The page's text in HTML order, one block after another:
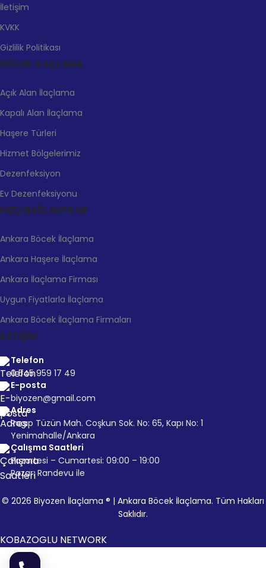
İletişim
KVKK
Gizlilik Politikası
BÖCEK İLAÇLAMA
Açık Alan İlaçlama
Kapalı Alan İlaçlama
Haşere Türleri
Hizmet Bölgelerimiz
Dezenfeksiyon
Ev Dezenfeksiyonu
HIZLI BAĞLANTILAR
Ankara Böcek İlaçlama
Ankara Haşere İlaçlama
Ankara İlaçlama Firması
Uygun Fiyatlarla İlaçlama
Ankara Böcek İlaçlama Firmaları
İLETİŞİM
Telefon
0 545 959 17 49
E-posta
biyozen@gmail.com
Adres
Ragıp Tüzün Mah. Coşkun Sok. No: 65, Kapı No: 1
Yenimahalle/Ankara
Çalışma Saatleri
Pazartesi – Cumartesi: 09:00 – 19:00
Pazar: Randevu ile
© 2026 Biyozen İlaçlama ® | Ankara Böcek İlaçlama. Tüm Hakları
Saklıdır.
KOBAZOGLU NETWORK